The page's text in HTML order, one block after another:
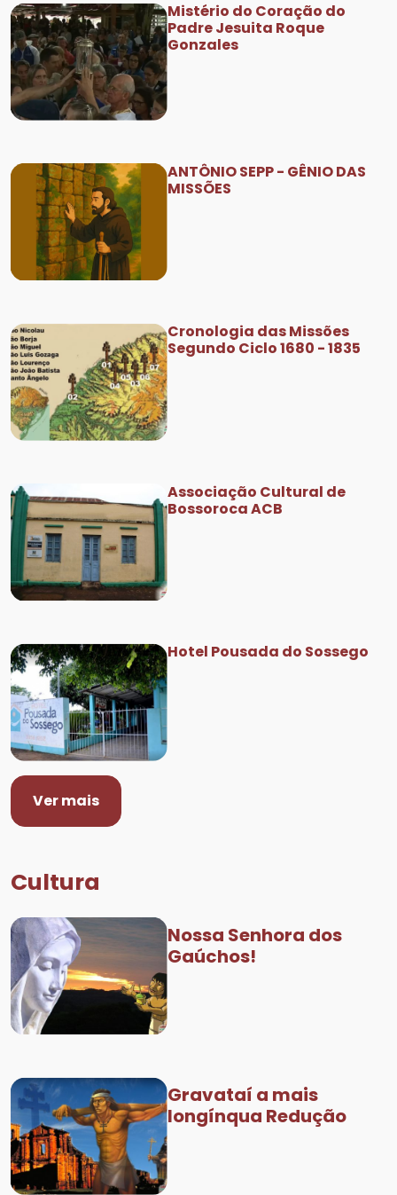
Mistério do Coração do
Padre Jesuita Roque
Gonzales
ANTÔNIO SEPP - GÊNIO DAS
MISSÕES
Cronologia das Missões
Segundo Ciclo 1680 - 1835
Associação Cultural de
Bossoroca ACB
Hotel Pousada do Sossego
Ver mais
Cultura
Nossa Senhora dos
Gaúchos!
Gravataí a mais
longínqua Redução